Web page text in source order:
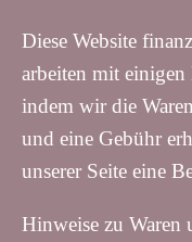
Diese Website
arbeiten mit einigen
indem wir die
und eine Gebühr
unserer Seite eine
Hinweise zu Waren